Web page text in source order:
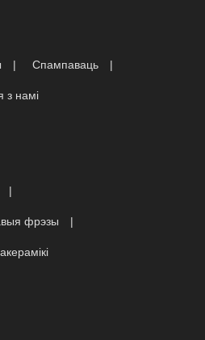
Спампаваць
з намі
фрэзы